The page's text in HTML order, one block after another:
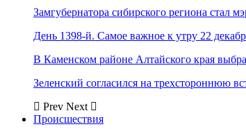
Замгубернатора сибирского региона стал
День 1398-й. Самое важное к утру 22
В Каменском районе Алтайского края
Зеленский согласился на трехстороннюю
Prev Next
Происшествия